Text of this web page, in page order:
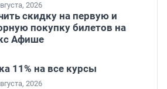
2026
скидку на первую и
покупку билетов на
Афише
11% на все курсы
2026